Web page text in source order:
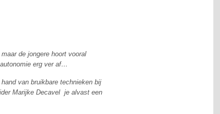
de jongere hoort vooral
erg ver af…
van bruikbare technieken bij
Marijke Decavel je alvast een